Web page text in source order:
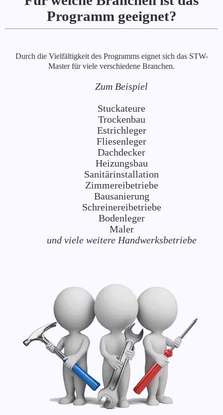
Programm geeignet?
Durch die Vielfältigkeit des Programms eignet sich das STW-
Master für viele verschiedene Branchen.
Zum Beispiel
Stuckateure
Trockenbau
Estrichleger
Fliesenleger
Dachdecker
Heizungsbau
Sanitärinstallation
Zimmereibetriebe
Bausanierung
Schreinereibetriebe
Bodenleger
Maler
und viele weitere Handwerksbetriebe